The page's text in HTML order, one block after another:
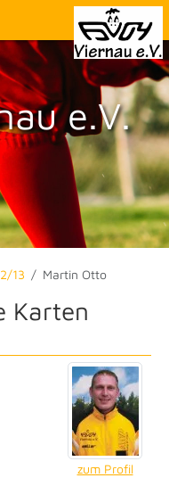
e.V.
13 Martin Otto
Karten
zum Profil